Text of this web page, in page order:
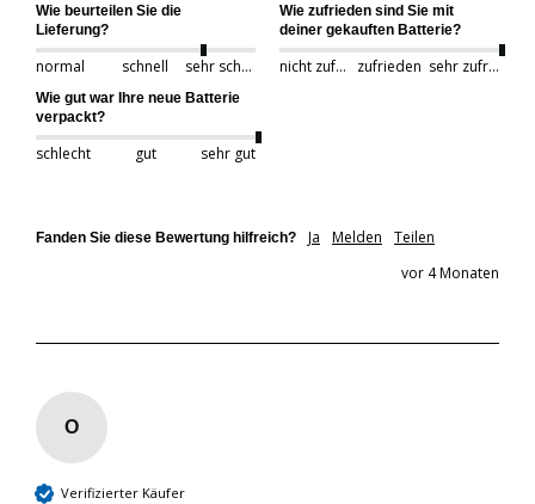
Wie beurteilen Sie die
Lieferung?
normal schnell sehr schnell
Wie zufrieden sind Sie mit
deiner gekauften Batterie?
nicht zufrieden zufrieden sehr zufrieden
Wie gut war Ihre neue Batterie
verpackt?
schlecht gut sehr gut
Fanden Sie diese Bewertung hilfreich? Ja Melden
Teilen
vor 4 Monaten
O
Verifizierter Käufer